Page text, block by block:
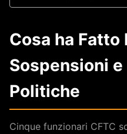
Cosa ha Fatto
Sospensioni
Politiche
Cinque funzionari CFTC